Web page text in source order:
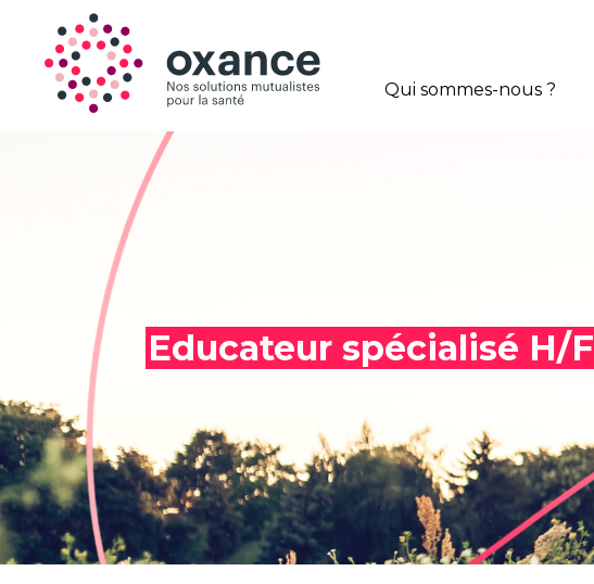
Qui sommes-nous ?
Educateur spécialisé H/F